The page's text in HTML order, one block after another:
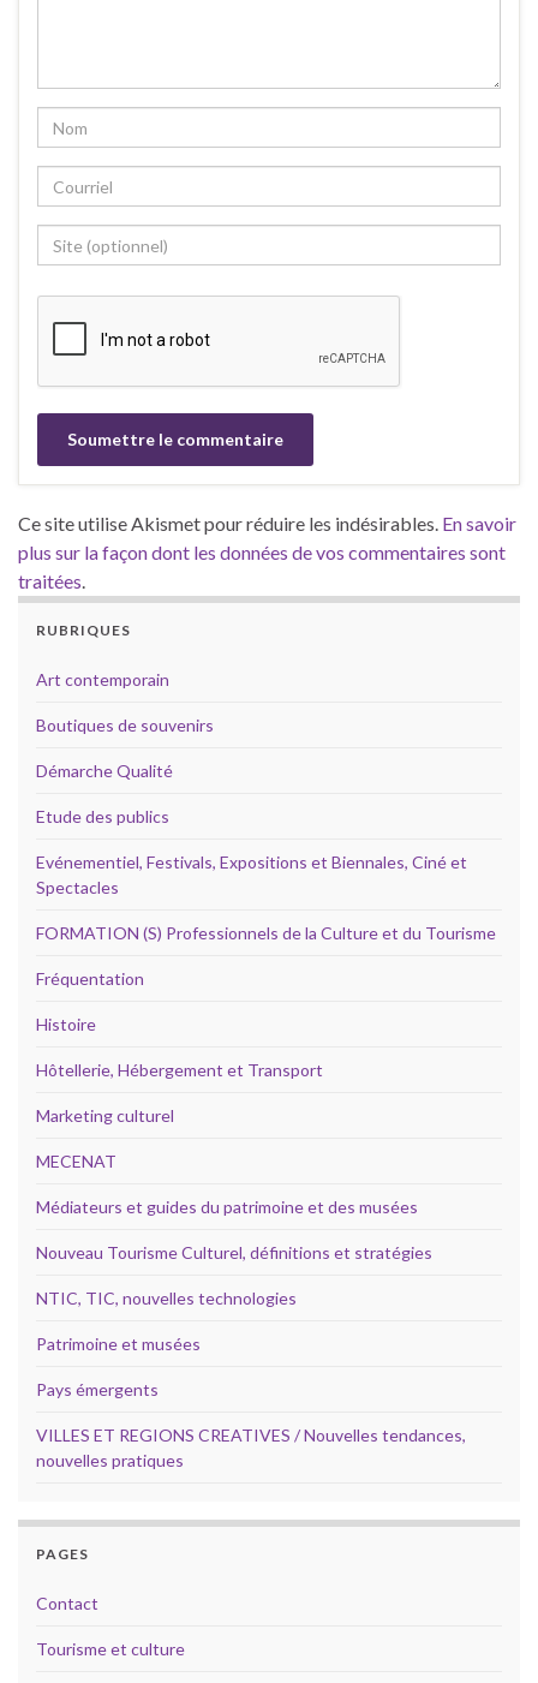
Ce site utilise Akismet pour réduire les indésirables. En savoir
plus sur la façon dont les données de vos commentaires sont
traitées.
RUBRIQUES
Art contemporain
Boutiques de souvenirs
Démarche Qualité
Etude des publics
Evénementiel, Festivals, Expositions et Biennales, Ciné et
Spectacles
FORMATION (S) Professionnels de la Culture et du Tourisme
Fréquentation
Histoire
Hôtellerie, Hébergement et Transport
Marketing culturel
MECENAT
Médiateurs et guides du patrimoine et des musées
Nouveau Tourisme Culturel, définitions et stratégies
NTIC, TIC, nouvelles technologies
Patrimoine et musées
Pays émergents
VILLES ET REGIONS CREATIVES / Nouvelles tendances,
nouvelles pratiques
PAGES
Contact
Tourisme et culture